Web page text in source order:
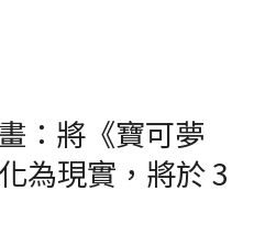
：將《寶可夢
為現實，將於 3